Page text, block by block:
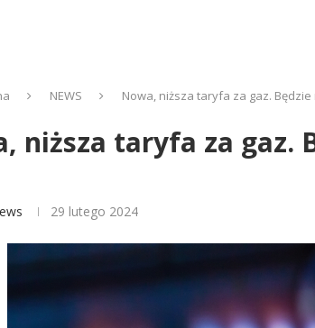
NEWS Nowa, niższa taryfa za gaz.
niższa taryfa za gaz.
29 lutego 2024